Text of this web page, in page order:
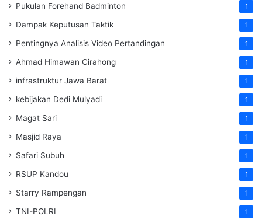
Pukulan Forehand Badminton 1
Dampak Keputusan Taktik 1
Pentingnya Analisis Video Pertandingan 1
Ahmad Himawan Cirahong 1
infrastruktur Jawa Barat 1
kebijakan Dedi Mulyadi 1
Magat Sari 1
Masjid Raya 1
Safari Subuh 1
RSUP Kandou 1
Starry Rampengan 1
TNI-POLRI 1